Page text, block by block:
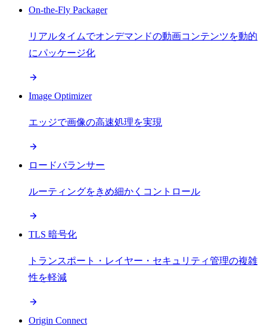
On-the-Fly Packager
リアルタイムでオンデマンドの動画コンテンツを動的
にパッケージ化
Image Optimizer
エッジで画像の高速処理を実現
ロードバランサー
ルーティングをきめ細かくコントロール
TLS 暗号化
トランスポート・レイヤー・セキュリティ管理の複雑
性を軽減
Origin Connect